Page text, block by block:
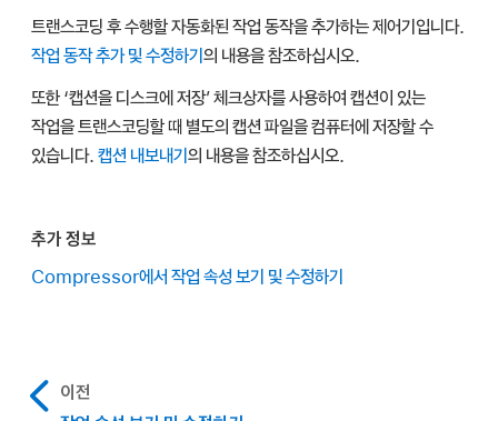
트랜스코딩 후 수행할 자동화된 작업 동작을 추가하는 제어기입니다.
작업 동작 추가 및 수정하기 의 내용을 참조하십시오.
또한 ‘캡션을 디스크에 저장’ 체크상자를 사용하여 캡션이 있는
작업을 트랜스코딩할 때 별도의 캡션 파일을 컴퓨터에 저장할 수
있습니다. 캡션 내보내기 의 내용을 참조하십시오.
추가 정보
Compressor에서 작업 속성 보기 및 수정하기
이전